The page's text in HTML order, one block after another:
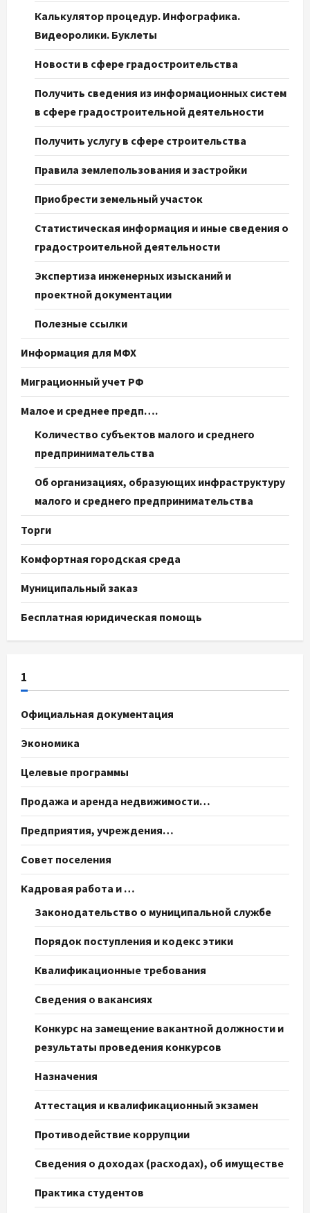
Калькулятор процедур. Инфографика.
Видеоролики. Буклеты
Новости в сфере градостроительства
Получить сведения из информационных систем
в сфере градостроительной деятельности
Получить услугу в сфере строительства
Правила землепользования и застройки
Приобрести земельный участок
Статистическая информация и иные сведения о
градостроительной деятельности
Экспертиза инженерных изысканий и
проектной документации
Полезные ссылки
Информация для МФХ
Миграционный учет РФ
Малое и среднее предп….
Количество субъектов малого и среднего
предпринимательства
Об организациях, образующих инфраструктуру
малого и среднего предпринимательства
Торги
Комфортная городская среда
Муниципальный заказ
Бесплатная юридическая помощь
1
Официальная документация
Экономика
Целевые программы
Продажа и аренда недвижимости…
Предприятия, учреждения…
Совет поселения
Кадровая работа и …
Законодательство о муниципальной службе
Порядок поступления и кодекс этики
Квалификационные требования
Сведения о вакансиях
Конкурс на замещение вакантной должности и
результаты проведения конкурсов
Назначения
Аттестация и квалификационный экзамен
Противодействие коррупции
Сведения о доходах (расходах), об имуществе
Практика студентов